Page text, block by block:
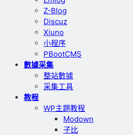
Z-Blog
Discuz
Xiuno
小程序
PBootCMS
數據采集
整站數據
采集工具
教程
WP主題教程
Modown
子比